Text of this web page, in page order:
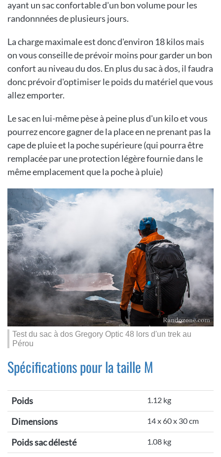
ayant un sac confortable d'un bon volume pour les
randonnnées de plusieurs jours.
La charge maximale est donc d'environ 18 kilos mais
on vous conseille de prévoir moins pour garder un bon
confort au niveau du dos. En plus du sac à dos, il faudra
donc prévoir d'optimiser le poids du matériel que vous
allez emporter.
Le sac en lui-même pèse à peine plus d'un kilo et vous
pourrez encore gagner de la place en ne prenant pas la
cape de pluie et la poche supérieure (qui pourra être
remplacée par une protection légère fournie dans le
même emplacement que la poche à pluie)
Test du sac à dos Gregory Optic 48 lors d'un trek au
Pérou
Spécifications pour la taille M
Poids 1.12 kg
Dimensions 14 x 60 x 30 cm
Poids sac délesté 1.08 kg